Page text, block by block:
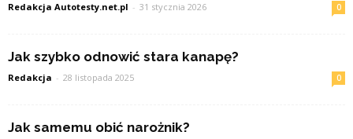
Redakcja Autotesty.net.pl - 31 stycznia 2026 0
Jak szybko odnowić stara kanapę?
Redakcja - 28 listopada 2025 0
Jak samemu obić narożnik?